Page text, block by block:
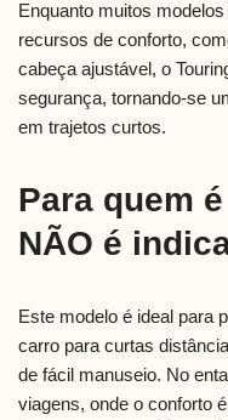
Enquanto muitos
recursos de conforto,
cabeça ajustável, o
segurança, tornando-se
em trajetos curtos.
Para quem
NÃO é
Este modelo é ideal para
carro para curtas
de fácil manuseio. No
viagens, onde o conforto